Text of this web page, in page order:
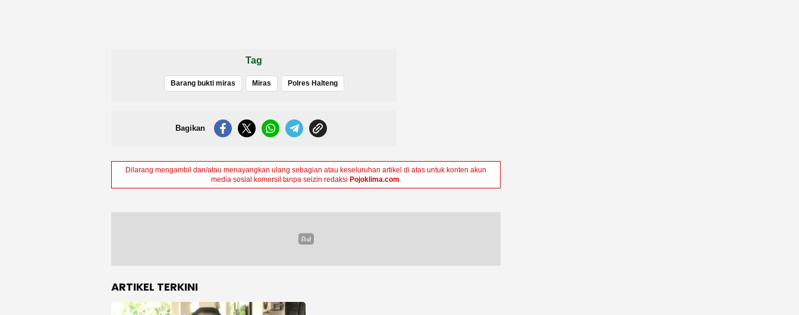
Tag
Barang bukti miras Miras Polres Halteng
Bagikan
Dilarang mengambil dan/atau menayangkan ulang sebagian atau keseluruhan artikel di atas untuk konten akun
media sosial komersil tanpa seizin redaksi Pojoklima.com.
ARTIKEL TERKINI